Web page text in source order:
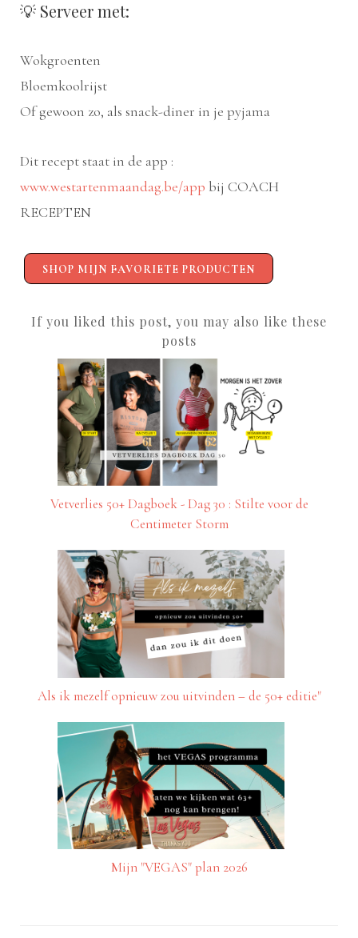
💡 Serveer met:
Wokgroenten
Bloemkoolrijst
Of gewoon zo, als snack-diner in je pyjama
Dit recept staat in de app :
www.westartenmaandag.be/app bij COACH
RECEPTEN
SHOP MIJN FAVORIETE PRODUCTEN
If you liked this post, you may also like these
posts
Vetverlies 50+ Dagboek - Dag 30 : Stilte voor de
Centimeter Storm
Als ik mezelf opnieuw zou uitvinden – de 50+ editie"
Mijn "VEGAS" plan 2026